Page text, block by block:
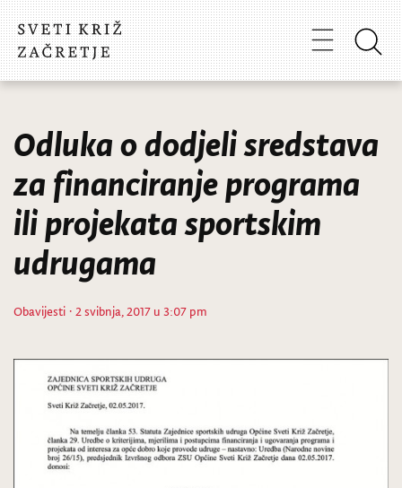
Odluka o dodjeli sredstava
za financiranje programa
ili projekata sportskim
udrugama
Obavijesti · 2 svibnja, 2017 u 3:07 pm